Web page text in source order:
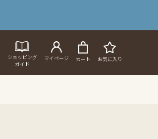
ショッピング
ガイド
マイページ カート お気に入り